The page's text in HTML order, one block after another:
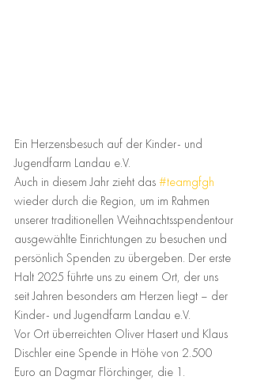
Ein Herzensbesuch auf der Kinder- und
Jugendfarm Landau e.V.
Auch in diesem Jahr zieht das #teamgfgh
wieder durch die Region, um im Rahmen
unserer traditionellen Weihnachtsspendentour
ausgewählte Einrichtungen zu besuchen und
persönlich Spenden zu übergeben. Der erste
Halt 2025 führte uns zu einem Ort, der uns
seit Jahren besonders am Herzen liegt – der
Kinder- und Jugendfarm Landau e.V.
Vor Ort überreichten Oliver Hasert und Klaus
Dischler eine Spende in Höhe von 2.500
Euro an Dagmar Flörchinger, die 1.